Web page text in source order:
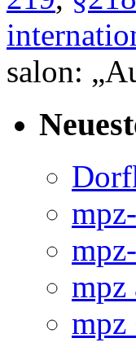
salon:
mpz
mpz